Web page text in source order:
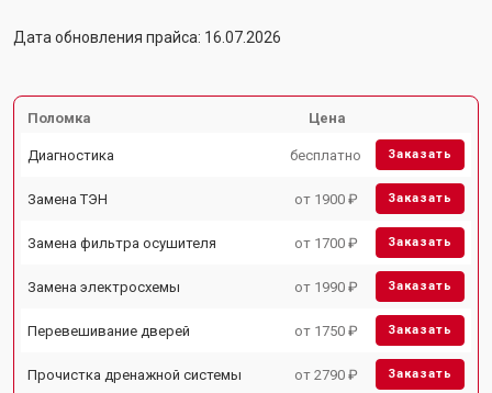
Дата обновления прайса: 16.07.2026
Поломка Цена
Диагностика бесплатно Заказать
Замена ТЭН от 1900 ₽ Заказать
Замена фильтра осушителя от 1700 ₽ Заказать
Замена электросхемы от 1990 ₽ Заказать
Перевешивание дверей от 1750 ₽ Заказать
Прочистка дренажной системы от 2790 ₽ Заказать